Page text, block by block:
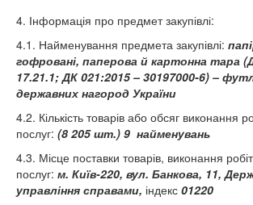
4. Інформація про предмет закупівлі:
4.1. Найменування предмета закупівлі:
гофровані, паперова й картонна тара
17.21.1; ДК 021:2015 – 30197000-6) –
державних нагород України
4.2. Кількість товарів або обсяг виконання
послуг: (8 205 шт.) 9 найменувань
4.3. Місце поставки товарів, виконання
послуг: м. Київ-220, вул. Банкова, 11,
управління справами, індекс 01220